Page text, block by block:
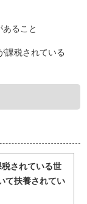
ること
課税されている
されている世
て扶養されてい